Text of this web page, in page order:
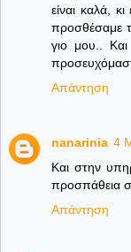
είναι καλά,
προσθέσαμε
γιο μου..
Απάντηση
nanarinia 4
Και στην
προσπάθεια
Απάντηση